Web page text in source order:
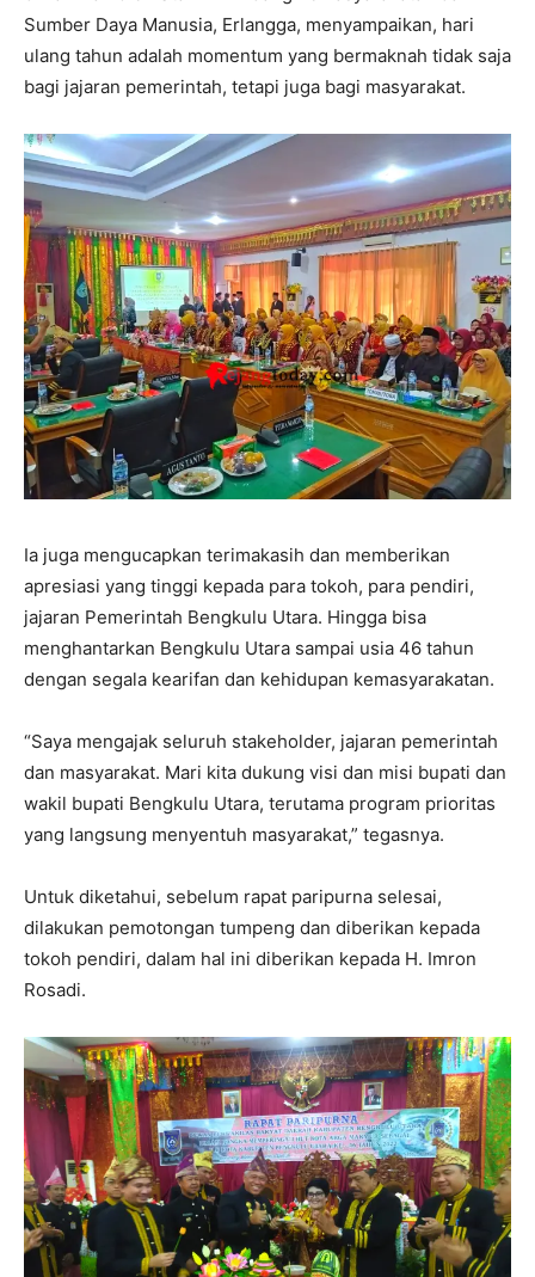
Sumber Daya Manusia, Erlangga, menyampaikan, hari
ulang tahun adalah momentum yang bermaknah tidak saja
bagi jajaran pemerintah, tetapi juga bagi masyarakat.
Ia juga mengucapkan terimakasih dan memberikan
apresiasi yang tinggi kepada para tokoh, para pendiri,
jajaran Pemerintah Bengkulu Utara. Hingga bisa
menghantarkan Bengkulu Utara sampai usia 46 tahun
dengan segala kearifan dan kehidupan kemasyarakatan.
“Saya mengajak seluruh stakeholder, jajaran pemerintah
dan masyarakat. Mari kita dukung visi dan misi bupati dan
wakil bupati Bengkulu Utara, terutama program prioritas
yang langsung menyentuh masyarakat,” tegasnya.
Untuk diketahui, sebelum rapat paripurna selesai,
dilakukan pemotongan tumpeng dan diberikan kepada
tokoh pendiri, dalam hal ini diberikan kepada H. Imron
Rosadi.